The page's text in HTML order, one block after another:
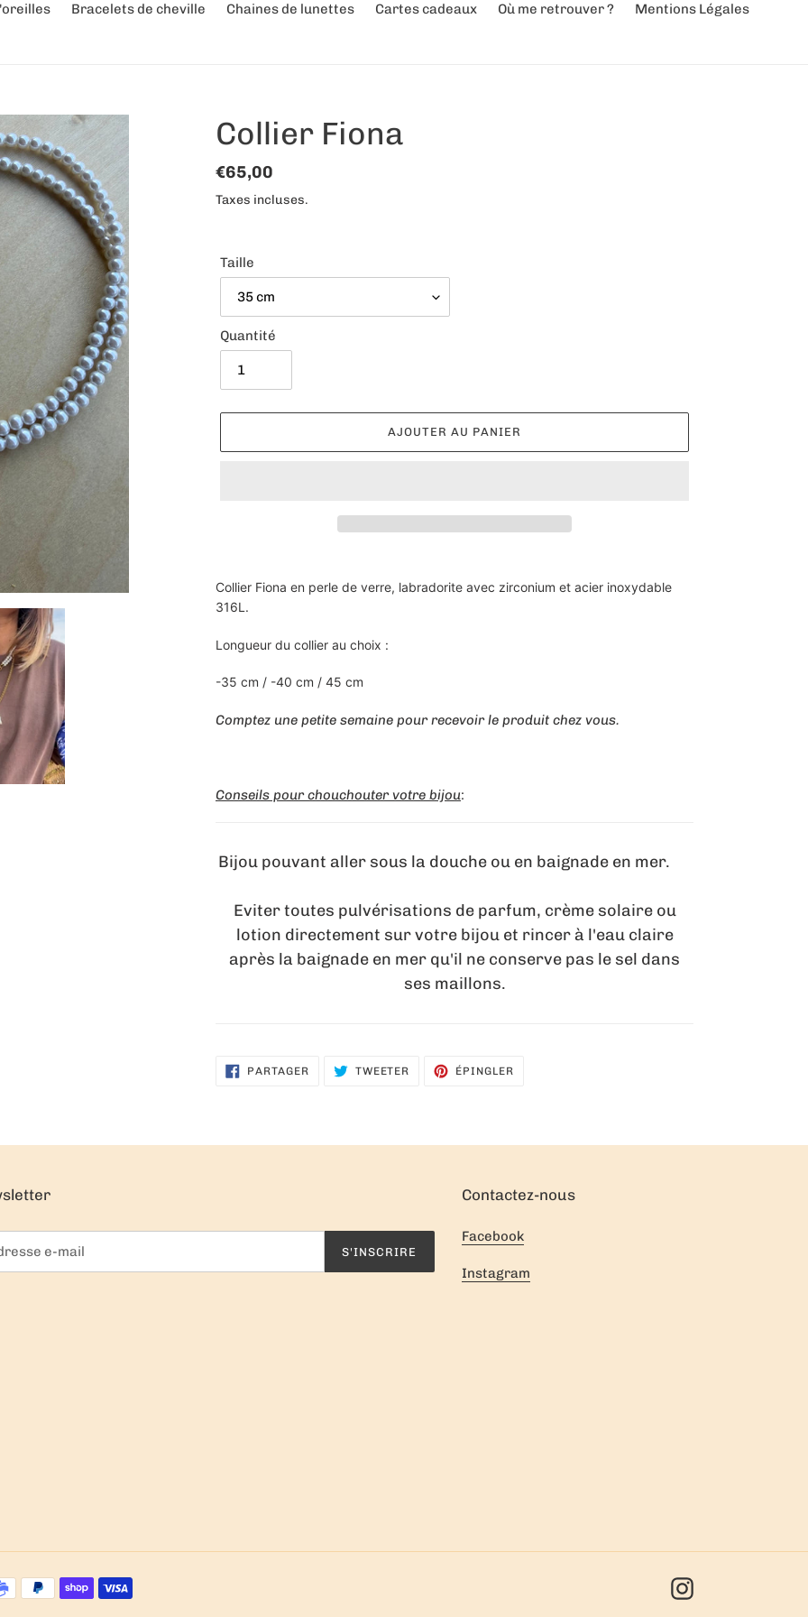
Bracelets de cheville Chaines de lunettes Cartes cadeaux Où me retrouver ? Mentions Légales
Collier Fiona
Prix
normal
€65,00
Taxes incluses.
Taille
Quantité
AJOUTER AU PANIER
d'un
produit
votre
Collier Fiona en perle de verre, labradorite avec zirconium et acier inoxydable
316L.
Longueur du collier au choix :
-35 cm / -40 cm / 45 cm
Comptez une petite semaine pour recevoir le produit chez vous.
Conseils pour chouchouter votre bijou:
Bijou pouvant aller sous la douche ou en baignade en mer.
Eviter toutes pulvérisations de parfum, crème solaire ou
lotion directement sur votre bijou et rincer à l'eau claire
après la baignade en mer qu'il ne conserve pas le sel dans
ses maillons.
PARTAGER PARTAGERTWEETER TWEETERÉPINGLER
S'INSCRIRE
Contactez-nous
Facebook
Instagram
Instagram